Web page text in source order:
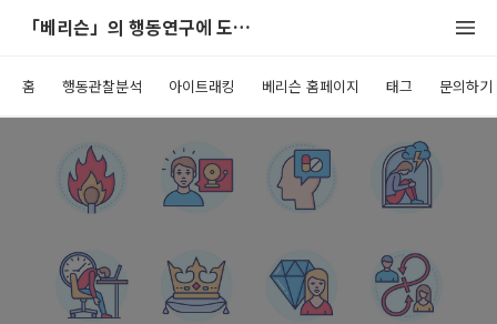
「베리슨」의 행동연구에 도움이 되는 블로그
홈 행동관찰분석 아이트래킹 베리슨 홈페이지 태그 문의하기